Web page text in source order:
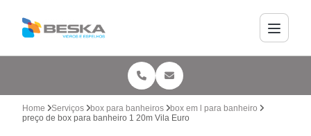
Home Serviços box para banheiros
box em l para banheiro
preço de box para banheiro 1 20m Vila Euro